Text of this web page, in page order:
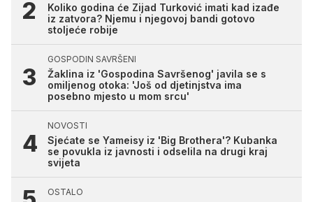
Koliko godina će Zijad Turković imati kad izađe
iz zatvora? Njemu i njegovoj bandi gotovo
stoljeće robije
GOSPODIN SAVRŠENI
Žaklina iz 'Gospodina Savršenog' javila se s
omiljenog otoka: 'Još od djetinjstva ima
posebno mjesto u mom srcu'
NOVOSTI
Sjećate se Yameisy iz 'Big Brothera'? Kubanka
se povukla iz javnosti i odselila na drugi kraj
svijeta
OSTALO